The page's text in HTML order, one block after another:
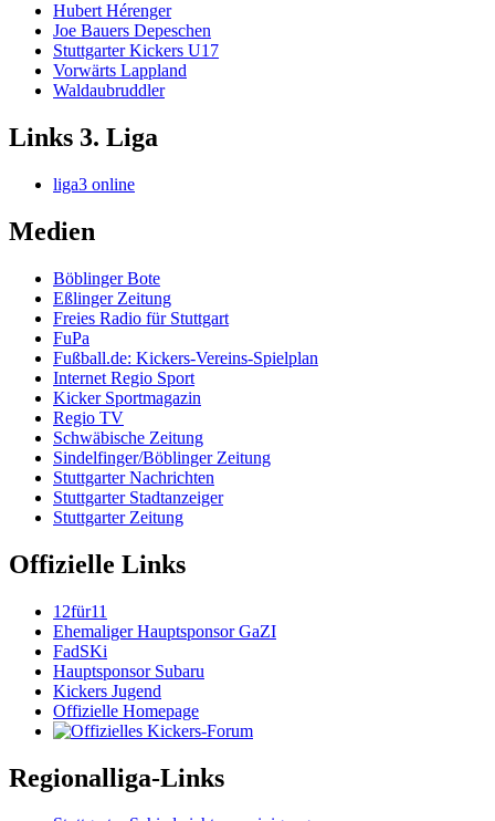
Hubert Hérenger
Joe Bauers Depeschen
Stuttgarter Kickers U17
Vorwärts Lappland
Waldaubruddler
Links 3. Liga
liga3 online
Medien
Böblinger Bote
Eßlinger Zeitung
Freies Radio für Stuttgart
FuPa
Fußball.de: Kickers-Vereins-Spielplan
Internet Regio Sport
Kicker Sportmagazin
Regio TV
Schwäbische Zeitung
Sindelfinger/Böblinger Zeitung
Stuttgarter Nachrichten
Stuttgarter Stadtanzeiger
Stuttgarter Zeitung
Offizielle Links
12für11
Ehemaliger Hauptsponsor GaZI
FadSKi
Hauptsponsor Subaru
Kickers Jugend
Offizielle Homepage
Regionalliga-Links